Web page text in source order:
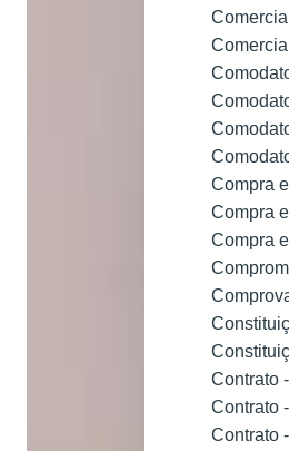
Compra
Compra
Compra
Contrato
Contrato
Contrato